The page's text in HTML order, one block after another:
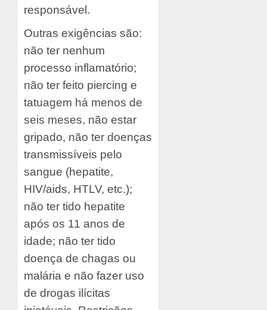
responsável.
Outras exigências são:
não ter nenhum
processo inflamatório;
não ter feito piercing e
tatuagem há menos de
seis meses, não estar
gripado, não ter doenças
transmissíveis pelo
sangue (hepatite,
HIV/aids, HTLV, etc.);
não ter tido hepatite
após os 11 anos de
idade; não ter tido
doença de chagas ou
malária e não fazer uso
de drogas ilícitas